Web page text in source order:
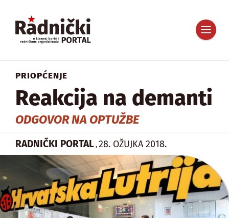
PRIOPĆENJE
Reakcija na demanti
ODGOVOR NA OPTUŽBE
RADNIČKI PORTAL , 28. OŽUJKA 2018.